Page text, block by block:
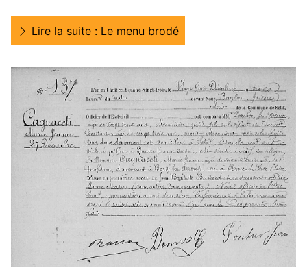
Lire la suite : Le menu brodé